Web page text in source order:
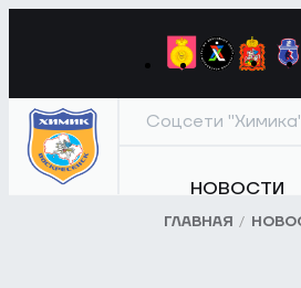
Соцсети
НОВОСТИ
ГЛАВНАЯ